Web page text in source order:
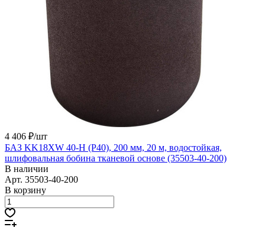
4 406 ₽/шт
БАЗ KK18XW 40-H (Р40), 200 мм, 20 м, водостойкая,
шлифовальная бобина тканевой основе (35503-40-200)
В наличии
Арт. 35503-40-200
В корзину